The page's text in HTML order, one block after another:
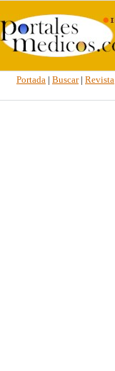
Portada | Buscar| Revista